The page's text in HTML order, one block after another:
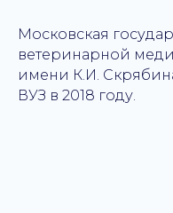
Московская
ветеринарной
имени К.И.
ВУЗ в 2018 году.